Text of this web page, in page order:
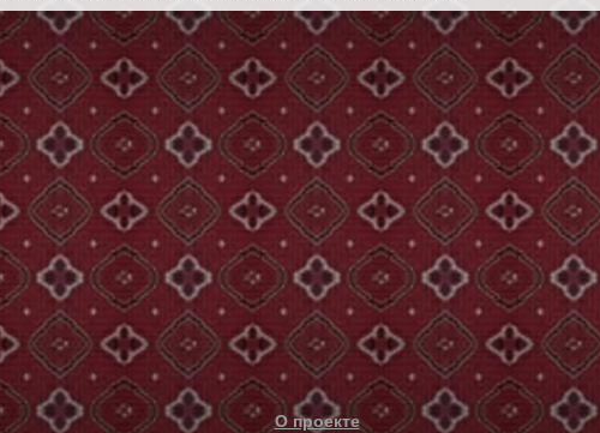
О проекте